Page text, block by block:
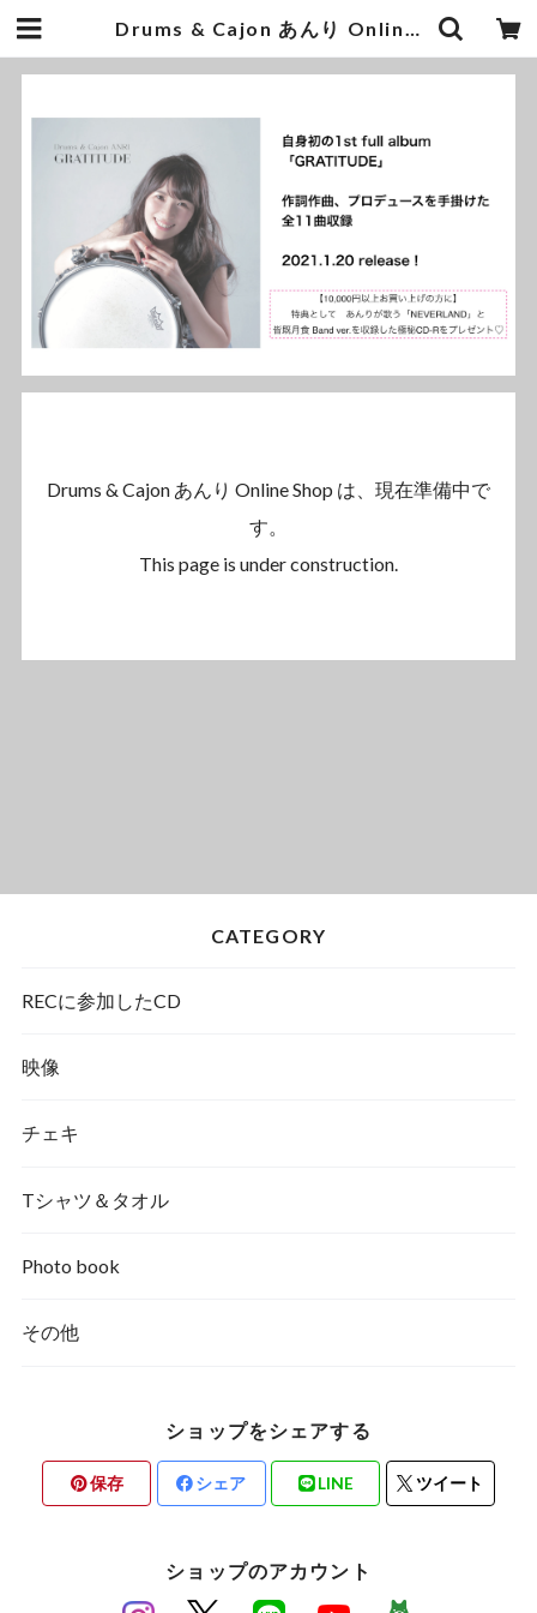
Drums & Cajon あんり Online Shop
Drums & Cajon あんり Online Shop は、現在準備中で
す。
This page is under construction.
CATEGORY
RECに参加したCD
映像
チェキ
Tシャツ＆タオル
Photo book
その他
ショップをシェアする
保存 シェア LINE ツイート
ショップのアカウント